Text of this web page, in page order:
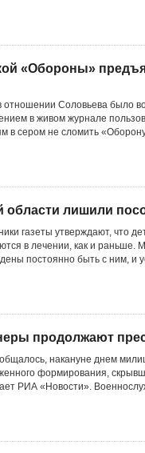
«Обороны»
отношении Соловьева было
в живом журнале
в сером не сломить
области лишили
газеты утверждают, что
в лечении, как и раньше.
постоянно быть с ним, и
продолжают
накануне днем
формирования,
РИА «Новости».